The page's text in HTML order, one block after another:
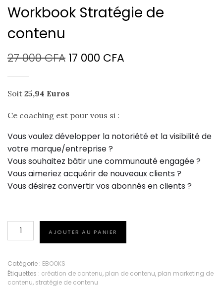
Workbook Stratégie de
contenu
27 000CFA Le
initial
était :
27
000 CFA.
17 000 CFA
17
000 CFA.
Soit 25,94 Euros
Ce coaching est pour vous si :
Vous voulez développer la notoriété et la visibilité de
votre marque/entreprise ?
Vous souhaitez bâtir une communauté engagée ?
Vous aimeriez acquérir de nouveaux clients ?
Vous désirez convertir vos abonnés en clients ?
quantité
de
Stratégie
de
contenu
AJOUTER AU PANIER
Catégorie : EBOOKS
Étiquettes : création de contenu, plan de contenu, plan marketing de
contenu, stratégie de contenu